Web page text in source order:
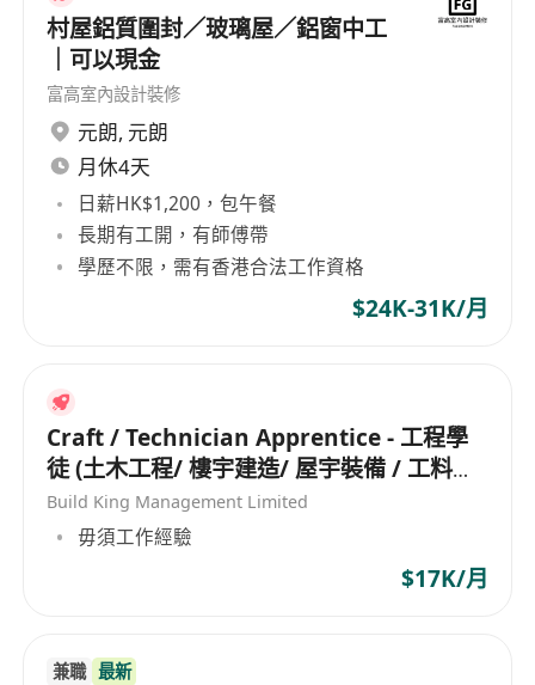
村屋鋁質圍封／玻璃屋／鋁窗中工
｜可以現金
富高室內設計裝修
元朗, 元朗
月休4天
日薪HK$1,200，包午餐
長期有工開，有師傅帶
學歷不限，需有香港合法工作資格
$24K-31K/月
Craft / Technician Apprentice - 工程學
徒 (土木工程/ 樓宇建造/ 屋宇裝備 / 工料測
量/ 工地測量/ 機械維修/ 冷氣設備)
Build King Management Limited
毋須工作經驗
$17K/月
兼職 最新